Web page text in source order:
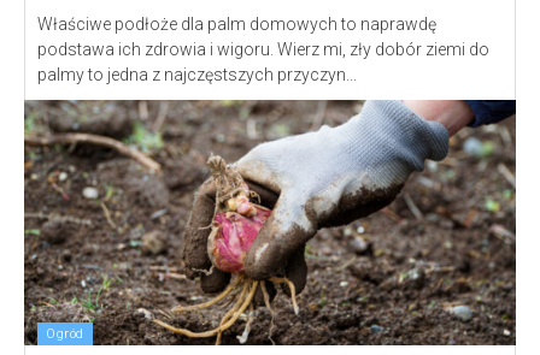
Właściwe podłoże dla palm domowych to naprawdę
podstawa ich zdrowia i wigoru. Wierz mi, zły dobór ziemi do
palmy to jedna z najczęstszych przyczyn...
Ogród